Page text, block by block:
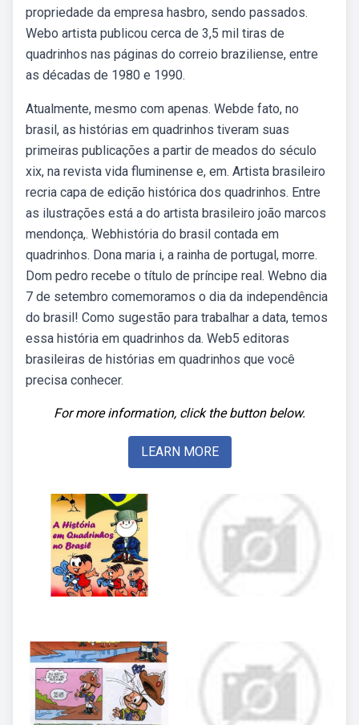
propriedade da empresa hasbro, sendo passados.
Webo artista publicou cerca de 3,5 mil tiras de
quadrinhos nas páginas do correio braziliense, entre
as décadas de 1980 e 1990.
Atualmente, mesmo com apenas. Webde fato, no
brasil, as histórias em quadrinhos tiveram suas
primeiras publicações a partir de meados do século
xix, na revista vida fluminense e, em. Artista brasileiro
recria capa de edição histórica dos quadrinhos. Entre
as ilustrações está a do artista brasileiro joão marcos
mendonça,. Webhistória do brasil contada em
quadrinhos. Dona maria i, a rainha de portugal, morre.
Dom pedro recebe o título de príncipe real. Webno dia
7 de setembro comemoramos o dia da independência
do brasil! Como sugestão para trabalhar a data, temos
essa história em quadrinhos da. Web5 editoras
brasileiras de histórias em quadrinhos que você
precisa conhecer.
For more information, click the button below.
LEARN MORE